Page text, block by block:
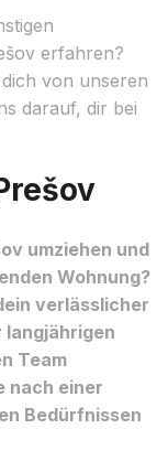
erfahren?
von unseren
darauf, dir bei
umziehen und
Wohnung?
verlässlicher
langjährigen
Team
nach einer
Bedürfnissen